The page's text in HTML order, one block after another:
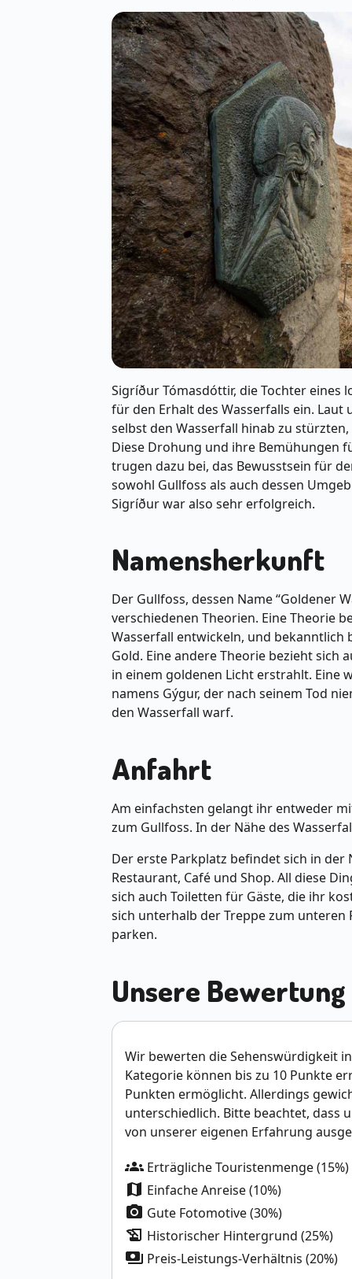
Sigríður Tómasdóttir, die Tochter eines
für den Erhalt des Wasserfalls ein.
selbst den Wasserfall hinab zu
Diese Drohung und ihre Bemühungen
trugen dazu bei, das Bewusstsein für
sowohl Gullfoss als auch dessen
Sigríður war also sehr erfolgreich.
Namensherkunft
Der Gullfoss, dessen Name “Goldener
verschiedenen Theorien. Eine Theorie
Wasserfall entwickeln, und bekanntlich
Gold. Eine andere Theorie bezieht sich
in einem goldenen Licht erstrahlt. Eine
namens Gýgur, der nach seinem Tod
den Wasserfall warf.
Anfahrt
Am einfachsten gelangt ihr entweder
zum Gullfoss. In der Nähe des
Der erste Parkplatz befindet sich in
Restaurant, Café und Shop. All diese
sich auch Toiletten für Gäste, die ihr
sich unterhalb der Treppe zum
parken.
Unsere Bewertung
Wir bewerten die Sehenswürdigkeit
Kategorie können bis zu 10 Punkte
Punkten ermöglicht. Allerdings
unterschiedlich. Bitte beachtet, dass
von unserer eigenen Erfahrung
groups Erträgliche Touristenmenge (15%)
map Einfache Anreise (10%)
photo_camera Gute Fotomotive (30%)
history_edu Historischer Hintergrund (25%)
payments Preis-Leistungs-Verhältnis (20%)